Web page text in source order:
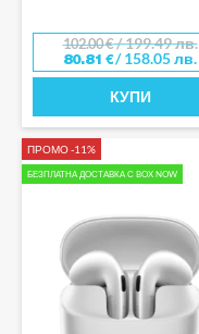
102.00€/ 199.49 лв.
80.81 €/ 158.05 лв.
КУПИ
ПРОМО -11%
БЕЗПЛАТНА ДОСТАВКА С BOX NOW